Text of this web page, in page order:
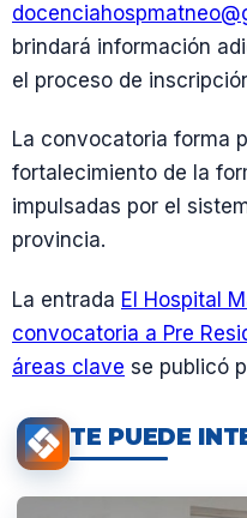
brindará información
el proceso de
La convocatoria forma
fortalecimiento de la
impulsadas por el
provincia.
La entrada El Hospital
convocatoria a Pre
áreas clave se publicó
TE PUEDE